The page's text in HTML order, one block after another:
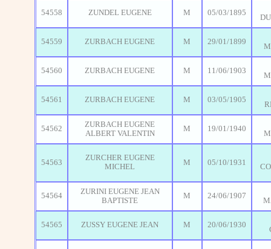
54558 ZUNDEL EUGENE M 05/03/1895
54559 ZURBACH EUGENE M 29/01/1899
54560 ZURBACH EUGENE M 11/06/1903
54561 ZURBACH EUGENE M 03/05/1905
54562
ZURBACH EUGENE
ALBERT VALENTIN
M 19/01/1940
54563
ZURCHER EUGENE
MICHEL
M 05/10/1931
54564
ZURINI EUGENE JEAN
BAPTISTE
M 24/06/1907
54565 ZUSSY EUGENE JEAN M 20/06/1930